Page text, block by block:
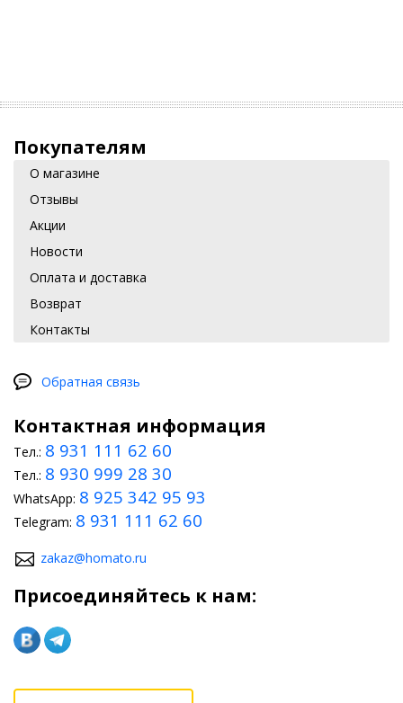
Покупателям
О магазине
Отзывы
Акции
Новости
Оплата и доставка
Возврат
Контакты
Обратная связь
Контактная информация
Тел.: 8 931 111 62 60
Тел.: 8 930 999 28 30
WhatsApp: 8 925 342 95 93
Telegram: 8 931 111 62 60
zakaz@homato.ru
Присоединяйтесь к нам: